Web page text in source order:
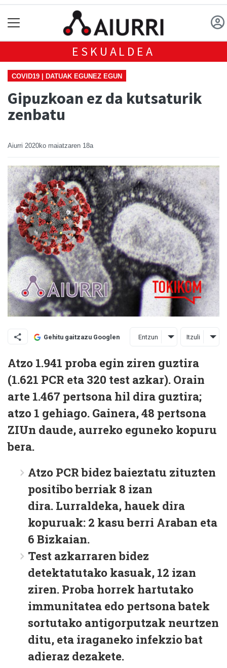
ESKUALDEA
COVID19 | DATUAK EGUNEZ EGUN
Gipuzkoan ez da kutsaturik
zenbatu
Aiurri 2020ko maiatzaren 18a
Gehitu gaitzazu Googlen Entzun Itzuli
Atzo 1.941 proba egin ziren guztira
(1.621 PCR eta 320 test azkar). Orain
arte 1.467 pertsona hil dira guztira;
atzo 1 gehiago. Gainera, 48 pertsona
ZIUn daude, aurreko eguneko kopuru
bera.
Atzo PCR bidez baieztatu zituzten
positibo berriak 8 izan
dira. Lurraldeka, hauek dira
kopuruak: 2 kasu berri Araban eta
6 Bizkaian.
Test azkarraren bidez
detektatutako kasuak, 12 izan
ziren. Proba horrek hartutako
immunitatea edo pertsona batek
sortutako antigorputzak neurtzen
ditu, eta iraganeko infekzio bat
adieraz dezakete.